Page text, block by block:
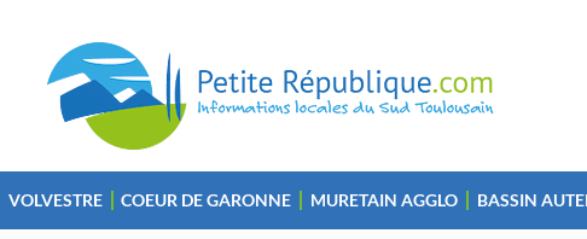
VOLVESTRE COEUR DE GARONNE MURETAIN AGGLO BASSIN